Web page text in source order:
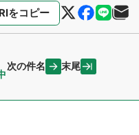
をコピー
次の件名 末尾